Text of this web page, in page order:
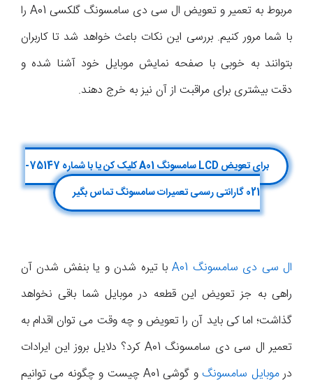
مربوط به تعمیر و تعویض ال سی دی سامسونگ گلکسی A01 را
با شما مرور کنیم. بررسی این نکات باعث خواهد شد تا کاربران
بتوانند به خوبی با صفحه نمایش موبایل خود آشنا شده و
دقت بیشتری برای مراقبت از آن نیز به خرج دهند.
برای تعویض LCD سامسونگ A01 کلیک کن یا با شماره 75147-
021 گارانتی رسمی تعمیرات سامسونگ تماس بگیر
ال سی دی سامسونگ A01
با تیره شدن و یا بنفش شدن آن
راهی به جز تعویض این قطعه در موبایل شما باقی نخواهد
گذاشت؛ اما کی باید آن را تعویض و چه وقت می توان اقدام به
تعمیر ال سی دی سامسونگ A01 کرد؟ دلایل بروز این ایرادات
درموبایل سامسونگ
و گوشی A01 چیست و چگونه می توانیم